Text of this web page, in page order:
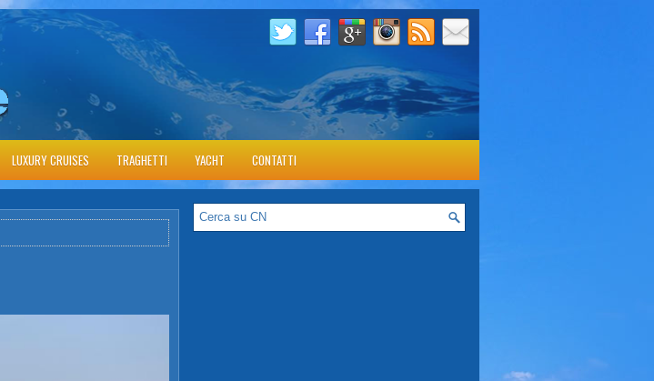
LUXURY CRUISES TRAGHETTI YACHT CONTATTI